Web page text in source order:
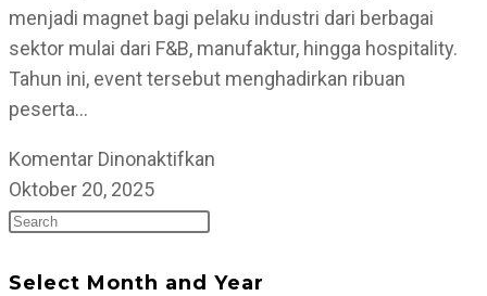
menjadi magnet bagi pelaku industri dari berbagai
sektor mulai dari F&B, manufaktur, hingga hospitality.
Tahun ini, event tersebut menghadirkan ribuan
peserta…
Komentar Dinonaktifkan
2025:
Oktober 20, 2025
Press
to
Select Month and Year